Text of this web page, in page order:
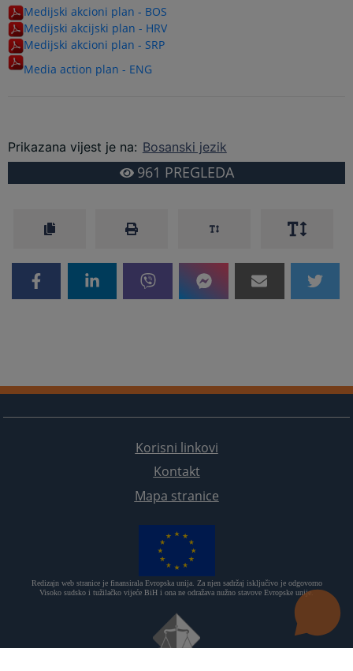
Medijski akcioni plan - BOS
Medijski akcijski plan - HRV
Medijski akcioni plan - SRP
Media action plan - ENG
Prikazana vijest je na: Bosanski jezik
961 PREGLEDA
Korisni linkovi
Kontakt
Mapa stranice
Redizajn web stranice je finansirala Evropska unija. Za njen sadržaj isključivo je odgovorno
Visoko sudsko i tužilačko vijeće BiH i ona ne odražava nužno stavove Evropske unije.